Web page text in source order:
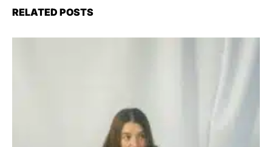
RELATED POSTS